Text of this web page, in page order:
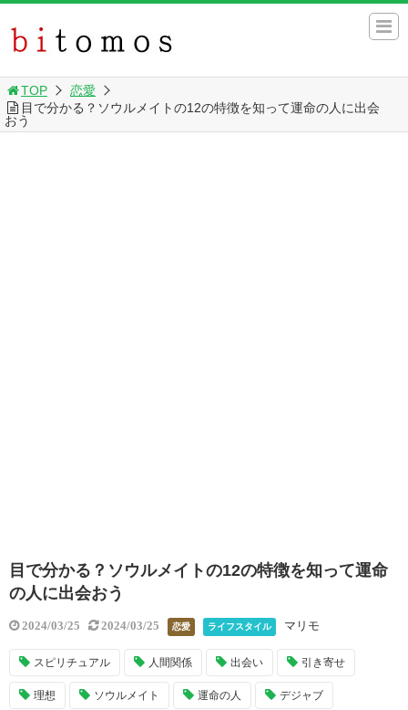
TOP
恋愛
目で分かる？ソウルメイトの12の特徴を知って運命の人に出会
おう
目で分かる？ソウルメイトの12の特徴を知って運命
の人に出会おう
2024/03/25 2024/03/25 恋愛 ライフスタイル マリモ
スピリチュアル 人間関係 出会い 引き寄せ
理想 ソウルメイト 運命の人 デジャブ